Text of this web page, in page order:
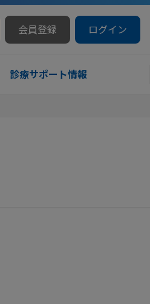
会員登録 ログイン
診療サポート情報